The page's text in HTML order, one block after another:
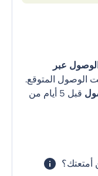
عبر
الوصول المتوقع.
قبل 5 أيام من
أمتعتك؟